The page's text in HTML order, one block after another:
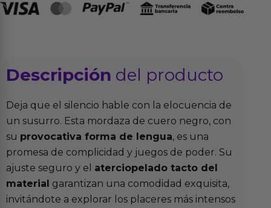
Descripción del producto
Deja que el silencio hable con la elocuencia de
un susurro. Esta mordaza de cuero negro, con
su provocativa forma de lengua, es una
promesa de complicidad y juegos de poder. Su
ajuste seguro y el aterciopelado tacto del
material garantizan una comodidad exquisita,
invitándote a explorar los placeres más intensos